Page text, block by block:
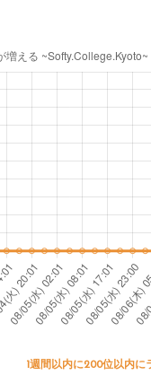
1週間以内に200位以内に